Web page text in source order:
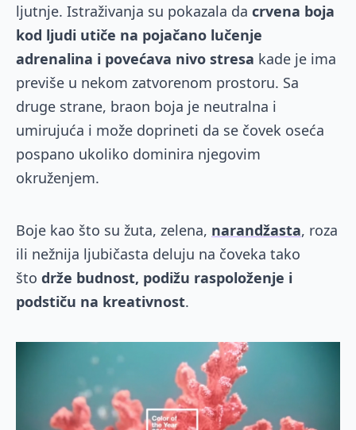
ljutnje. Istraživanja su pokazala da crvena boja
kod ljudi utiče na pojačano lučenje
adrenalina i povećava nivo stresa kade je ima
previše u nekom zatvorenom prostoru. Sa
druge strane, braon boja je neutralna i
umirujuća i može doprineti da se čovek oseća
pospano ukoliko dominira njegovim
okruženjem.
Boje kao što su žuta, zelena, narandžasta, roza
ili nežnija ljubičasta deluju na čoveka tako
što drže budnost, podižu raspoloženje i
podstiču na kreativnost.